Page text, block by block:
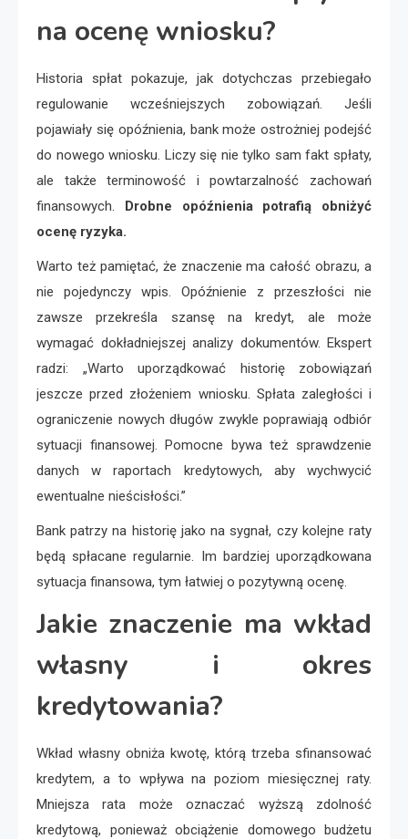
na ocenę wniosku?
Historia spłat pokazuje, jak dotychczas przebiegało
regulowanie wcześniejszych zobowiązań. Jeśli
pojawiały się opóźnienia, bank może ostrożniej podejść
do nowego wniosku. Liczy się nie tylko sam fakt spłaty,
ale także terminowość i powtarzalność zachowań
finansowych. Drobne opóźnienia potrafią obniżyć
ocenę ryzyka.
Warto też pamiętać, że znaczenie ma całość obrazu, a
nie pojedynczy wpis. Opóźnienie z przeszłości nie
zawsze przekreśla szansę na kredyt, ale może
wymagać dokładniejszej analizy dokumentów. Ekspert
radzi: „Warto uporządkować historię zobowiązań
jeszcze przed złożeniem wniosku. Spłata zaległości i
ograniczenie nowych długów zwykle poprawiają odbiór
sytuacji finansowej. Pomocne bywa też sprawdzenie
danych w raportach kredytowych, aby wychwycić
ewentualne nieścisłości.”
Bank patrzy na historię jako na sygnał, czy kolejne raty
będą spłacane regularnie. Im bardziej uporządkowana
sytuacja finansowa, tym łatwiej o pozytywną ocenę.
Jakie znaczenie ma wkład
własny i okres
kredytowania?
Wkład własny obniża kwotę, którą trzeba sfinansować
kredytem, a to wpływa na poziom miesięcznej raty.
Mniejsza rata może oznaczać wyższą zdolność
kredytową, ponieważ obciążenie domowego budżetu